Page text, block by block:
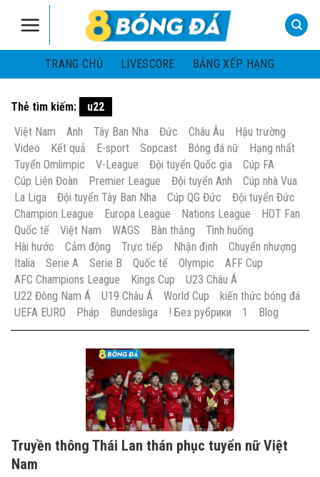
TRANG CHỦ
LIVESCORE BẢNG XẾP HẠNG
Thẻ tìm kiếm:
u22
Việt Nam
Anh Tây Ban Nha Đức Châu Âu
Hậu trường
Video
Kết quả E-sport Sopcast Bóng đá nữ
Hạng nhất
Tuyển Omlimpic
V-League Đội tuyển Quốc gia
Cúp FA
Cúp Liên Đoàn
Premier League Đội tuyển Anh
Cúp nhà Vua
La Liga
Đội tuyển Tây Ban Nha Cúp QG Đức
Đội tuyển Đức
Champion League
Europa League Nations League
HOT Fan
Quốc tế
Việt Nam WAGS Bàn thắng
Tình huống
Hài hước
Cảm động Trực tiếp Nhận định
Chuyển nhượng
Italia
Serie A Serie B Quốc tế Olympic
AFF Cup
AFC Champions League
Kings Cup
U23 Châu Á
U22 Đông Nam Á
U19 Châu Á World Cup
kiến thức bóng đá
UEFA EURO
Pháp Bundesliga ! Без рубрики 1 Blog
Truyền thông Thái Lan thán phục tuyển nữ Việt
Nam